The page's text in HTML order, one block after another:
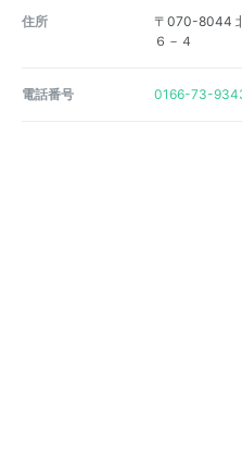
住所
〒070-8044
６－４
電話番号 0166-73-